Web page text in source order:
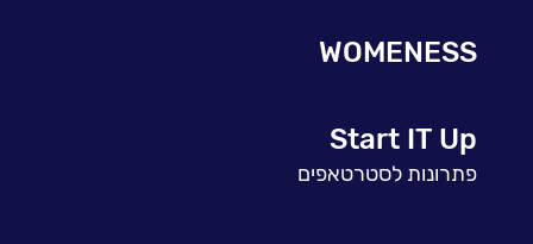
WOMENESS
Start IT Up
פתרונות לסטרטאפים